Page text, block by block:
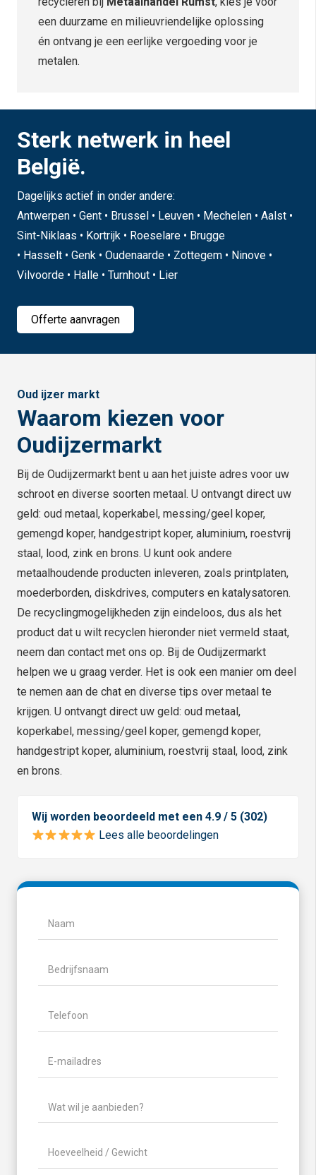
een duurzame en milieuvriendelijke oplossing
én ontvang je een eerlijke vergoeding voor je
metalen.
Sterk netwerk in heel
België.
Dagelijks actief in onder andere:
Antwerpen • Gent • Brussel • Leuven • Mechelen • Aalst •
Sint-Niklaas • Kortrijk • Roeselare • Brugge
• Hasselt • Genk • Oudenaarde • Zottegem • Ninove •
Vilvoorde • Halle • Turnhout • Lier
Offerte aanvragen
Oud ijzer markt
Waarom kiezen voor
Oudijzermarkt
Bij de Oudijzermarkt bent u aan het juiste adres voor uw
schroot en diverse soorten metaal. U ontvangt direct uw
geld: oud metaal, koperkabel, messing/geel koper,
gemengd koper, handgestript koper, aluminium, roestvrij
staal, lood, zink en brons. U kunt ook andere
metaalhoudende producten inleveren, zoals printplaten,
moederborden, diskdrives, computers en katalysatoren.
De recyclingmogelijkheden zijn eindeloos, dus als het
product dat u wilt recyclen hieronder niet vermeld staat,
neem dan contact met ons op. Bij de Oudijzermarkt
helpen we u graag verder. Het is ook een manier om deel
te nemen aan de chat en diverse tips over metaal te
krijgen. U ontvangt direct uw geld: oud metaal,
koperkabel, messing/geel koper, gemengd koper,
handgestript koper, aluminium, roestvrij staal, lood, zink
en brons.
Wij worden beoordeeld met een 4.9 / 5 (302)
Lees alle beoordelingen
Naam
Bedrijfsnaam
Telefoon
mailadres(Vereist)
Wat
wil
aanbieden?
Hoeveelheid
/